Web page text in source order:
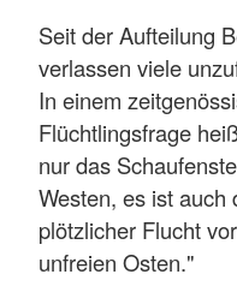
Seit der Aufteilung
verlassen viele
In einem
Flüchtlingsfrage
nur das
Westen, es ist auch
plötzlicher Flucht
unfreien Osten."